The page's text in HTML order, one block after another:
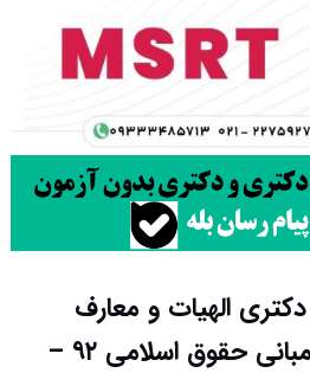
دکتری الهیات و معارف
اسلامی – فقه و مبانی حقوق اسلامی ۹۲ –